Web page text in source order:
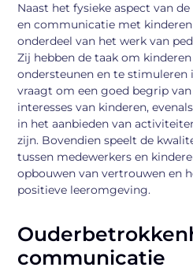
Naast het fysieke aspect van
en communicatie met
onderdeel van het werk van
Zij hebben de taak om
ondersteunen en te
vraagt om een goed begrip
interesses van kinderen,
in het aanbieden van
zijn. Bovendien speelt de
tussen medewerkers en
opbouwen van vertrouwen en
positieve leeromgeving.
communicatie